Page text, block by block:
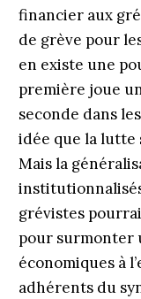
financier aux
de grève pour
en existe une
première joue
seconde dans
idée que la lutte
Mais la
grévistes
pour surmonter
économiques à
adhérents du